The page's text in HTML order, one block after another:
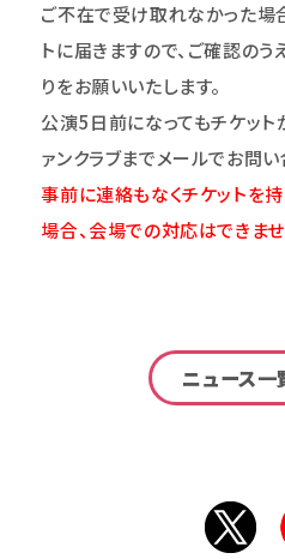
ご不在で受け取れなかった場
トに届きますので、ご確認の
りをお願いいたします。
公演5日前になってもチケッ
ァンクラブまでメールでお問い
事前に連絡もなくチケットを
場合、会場での対応はできませ
ニュース一